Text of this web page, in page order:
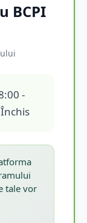
BCPI
-
tale vor